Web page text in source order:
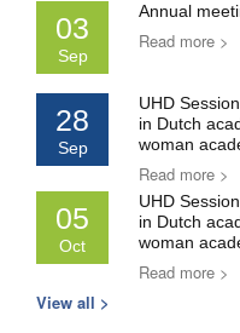
03
Sep
Annual
Read more >
28
Sep
UHD
in Dutch
woman
Read more >
05
Oct
UHD
in Dutch
woman
Read more >
View all >